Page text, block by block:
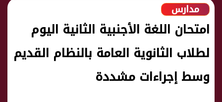
مدارس
امتحان اللغة الأجنبية الثانية اليوم
لطلاب الثانوية العامة بالنظام القديم
وسط إجراءات مشددة